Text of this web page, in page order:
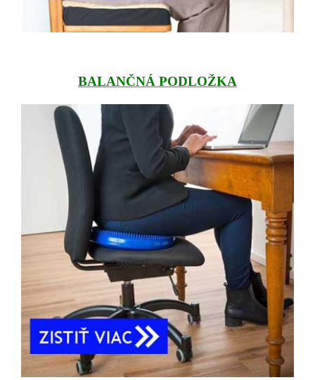
BALANČNÁ PODLOŽKA